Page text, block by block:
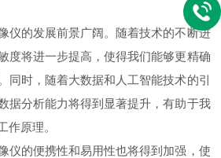
的发展前景广阔。随着技术的不断进
度将进一步提高，使得我们能够更精确
同时，随着大数据和人工智能技术的引
据分析能力将得到显著提升，有助于我
作原理。
的便携性和易用性也将得到加强，使